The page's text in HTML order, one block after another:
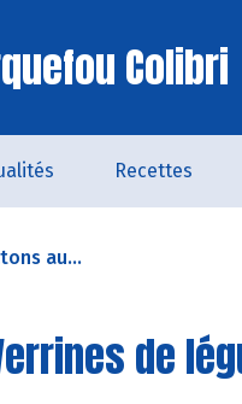
Colibri
Recettes
au...
de